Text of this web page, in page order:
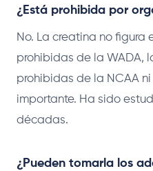
¿Está prohibida por
No. La creatina no figura
prohibidas de la WADA,
prohibidas de la NCAA
importante. Ha sido
décadas.
¿Pueden tomarla los